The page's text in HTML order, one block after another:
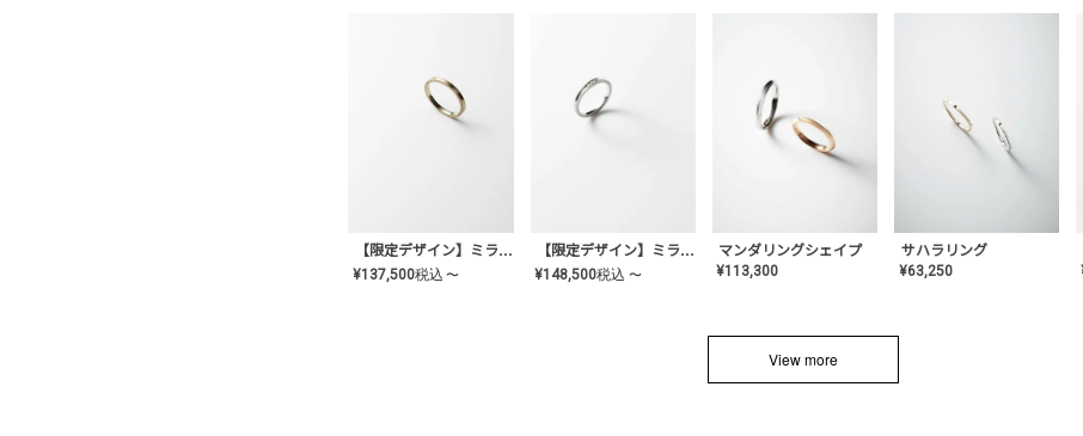
【限定デザイン】ミライ(mill-ai)リング
¥137,500税込 〜
【限定デザイン】ミライ(mill-ai)リング
¥148,500税込 〜
マンダリングシェイプ
¥113,300
サハラリング
¥63,250
View more